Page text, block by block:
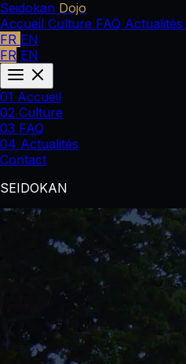
Seidokan Dojo
Accueil Culture FAQ Actualités
FR EN
FR EN
01 Accueil
02 Culture
03 FAQ
04 Actualités
Contact
SEIDOKAN